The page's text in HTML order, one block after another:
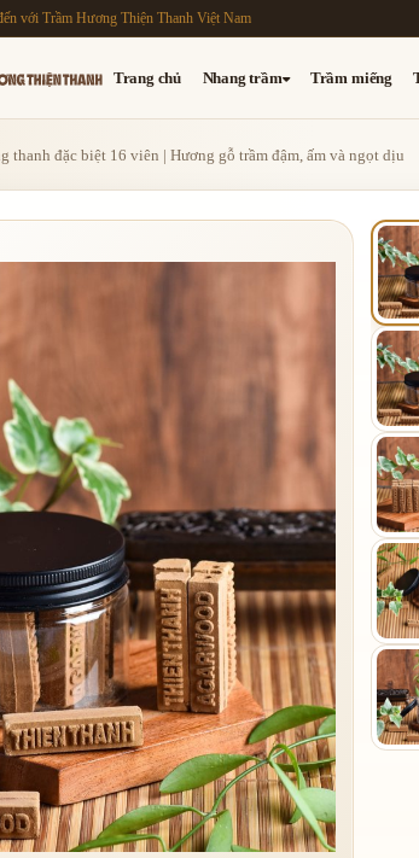
với Trầm Hương Thiện Thanh Việt Nam
Trang chủ Nhang trầm Trầm miếng
thanh đặc biệt 16 viên | Hương gỗ trầm đậm, ấm và ngọt dịu